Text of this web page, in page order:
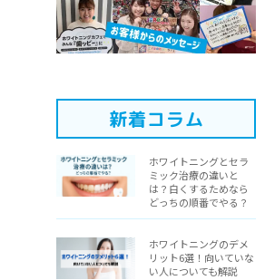
新着コラム
ホワイトニングとセラ
ミック治療の違いと
は？白くするためなら
どっちの順番でやる？
ホワイトニングのデメ
リット6選！向いていな
い人についても解説